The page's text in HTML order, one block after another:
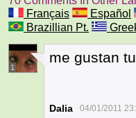
Français
Español
Brazillian Pt.
1
me gustan
Dalia 04/01/2011